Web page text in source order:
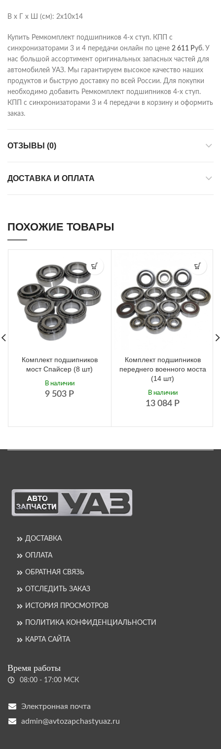
В х Г х Ш (см): 2х10х14
Купить Ремкомплект подшипников 4-х ступ. КПП с
синхронизаторами 3 и 4 передачи онлайн по цене 2 611 Руб. У
нас большой ассортимент оригинальных запасных частей для
автомобилей УАЗ. Мы гарантируем высокое качество наших
продуктов и быструю доставку по всей России. Для покупки
необходимо добавить Ремкомплект подшипников 4-х ступ.
КПП с синхронизаторами 3 и 4 передачи в корзину и оформить
заказ.
ОТЗЫВЫ (0)
ДОСТАВКА И ОПЛАТА
ПОХОЖИЕ ТОВАРЫ
Комплект подшипников
мост Спайсер (8 шт)
9 503 Р
В наличии
Комплект подшипников
переднего военного моста
(14 шт)
13 084 Р
В наличии
ДОСТАВКА
ОПЛАТА
ОБРАТНАЯ СВЯЗЬ
ОТСЛЕДИТЬ ЗАКАЗ
ИСТОРИЯ ПРОСМОТРОВ
ПОЛИТИКА КОНФИДЕНЦИАЛЬНОСТИ
КАРТА САЙТА
Время работы
08:00 - 17:00 МСК
Электронная почта
admin@avtozapchastyuaz.ru